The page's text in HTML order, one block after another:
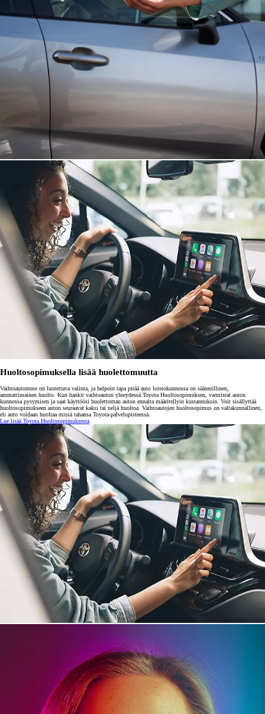
Huoltosopimuksella lisää huolettomuutta
Vaihtoautomme on luotettava valinta, ja helpoin tapa pitää auto loistokunnossa on säännöllinen,
ammattimainen huolto. Kun hankit vaihtoauton yhteydessä Toyota Huoltosopimuksen, varmistat auton
kunnossa pysymisen ja saat käyttöösi huolettoman auton ennalta määritellyin kustannuksin. Voit sisällyttää
huoltosopimukseen auton seuraavat kaksi tai neljä huoltoa. Vaihtoautojen huoltosopimus on valtakunnallinen,
eli auto voidaan huoltaa missä tahansa Toyota-palvelupisteessä.
Lue lisää Toyota Huoltosopimuksesta